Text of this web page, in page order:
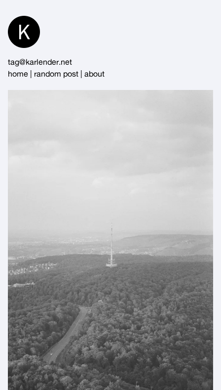
Content
tag@karlender.net
home
random post about